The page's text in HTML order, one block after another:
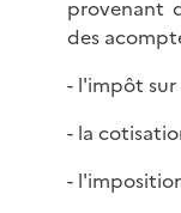
provenant
des
- l'impôt sur
- la
-